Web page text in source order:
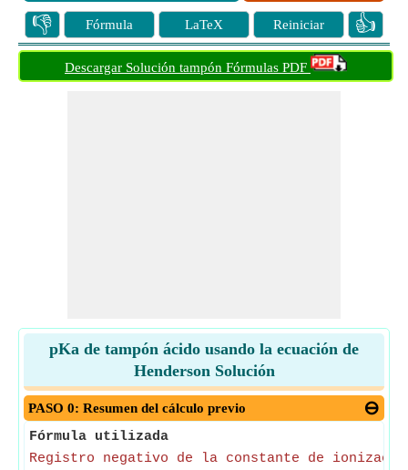
👎 Fórmula LaTeX Reiniciar 👍
Descargar Solución tampón Fórmulas PDF
pKa de tampón ácido usando la ecuación de
Henderson Solución
PASO 0: Resumen del cálculo previo
Fórmula utilizada
Registro negativo de la constante de